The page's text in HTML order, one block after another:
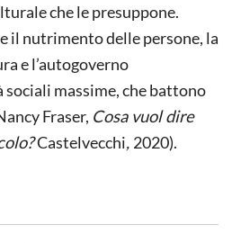
che le presuppone.
il nutrimento delle persone, la
e l’autogoverno
massime, che battono
Fraser, Cosa vuol dire
Castelvecchi, 2020).